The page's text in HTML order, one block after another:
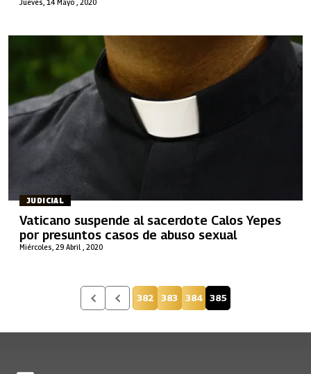
Jueves, 14 Mayo , 2020
JUDICIAL
Miércoles, 29 Abril , 2020
Vaticano suspende al sacerdote Calos Yepes
por presuntos casos de abuso sexual
Página
382 Página
383 Página
384 Página actual
385